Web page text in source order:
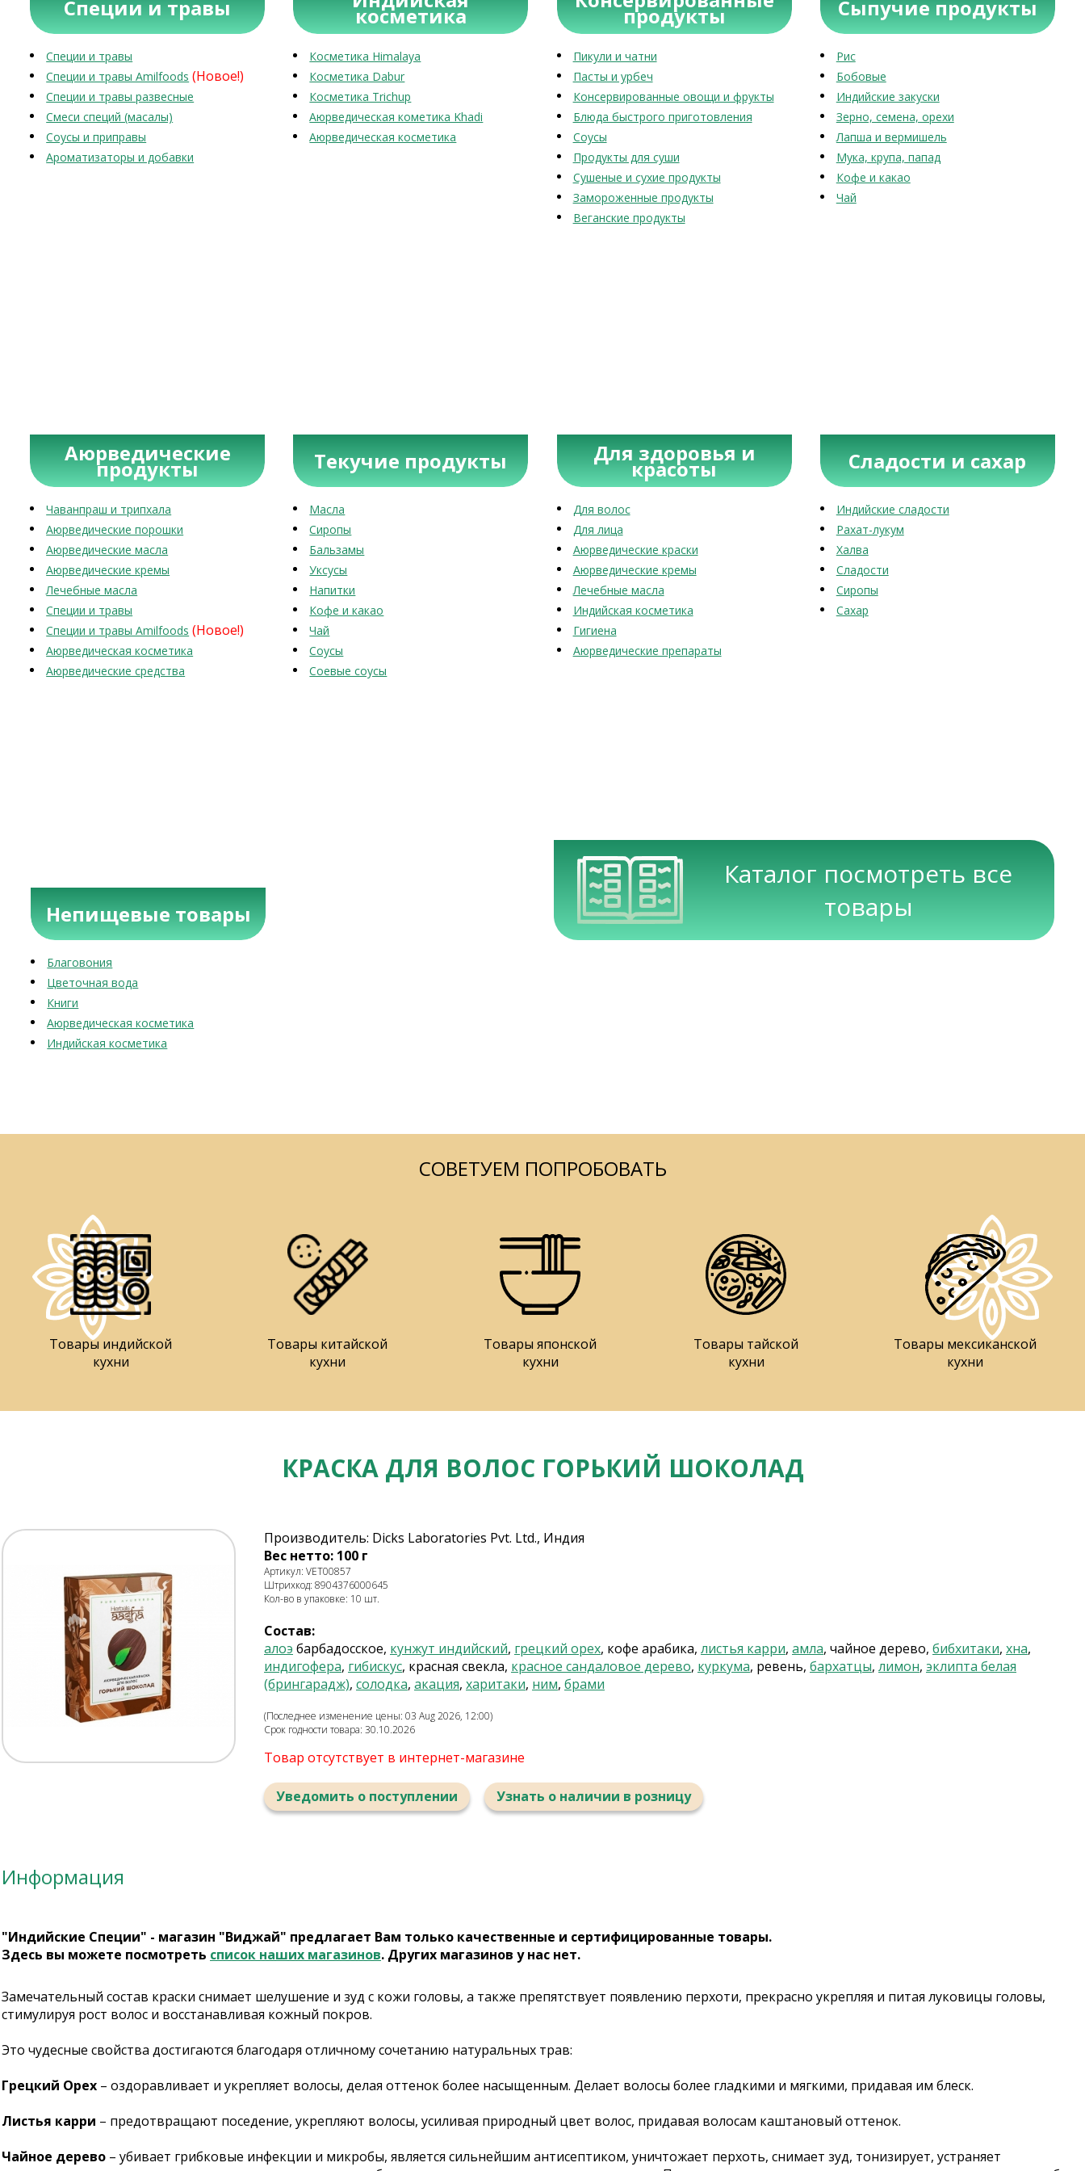
Специи и травы
Специи и травы
Специи и травы Amilfoods (Новое!)
Специи и травы развесные
Смеси специй (масалы)
Соусы и приправы
Ароматизаторы и добавки
косметика
Косметика Himalaya
Косметика Dabur
Косметика Trichup
Аюрведическая кометика Khadi
Аюрведическая косметика
продукты
Пикули и чатни
Пасты и урбеч
Консервированные овощи и фрукты
Блюда быстрого приготовления
Соусы
Продукты для суши
Сушеные и сухие продукты
Замороженные продукты
Веганские продукты
Сыпучие продукты
Рис
Бобовые
Индийские закуски
Зерно, семена, орехи
Лапша и вермишель
Мука, крупа, папад
Кофе и какао
Чай
Аюрведические
продукты
Чаванпраш и трипхала
Аюрведические порошки
Аюрведические масла
Аюрведические кремы
Лечебные масла
Специи и травы
Специи и травы Amilfoods (Новое!)
Аюрведическая косметика
Аюрведические средства
Текучие продукты
Масла
Сиропы
Бальзамы
Уксусы
Напитки
Кофе и какао
Чай
Соусы
Соевые соусы
Для здоровья и
красоты
Для волос
Для лица
Аюрведические краски
Аюрведические кремы
Лечебные масла
Индийская косметика
Гигиена
Аюрведические препараты
Сладости и сахар
Индийские сладости
Рахат-лукум
Халва
Сладости
Сиропы
Сахар
Непищевые товары
Благовония
Цветочная вода
Книги
Аюрведическая косметика
Индийская косметика
Каталог посмотреть все
товары
СОВЕТУЕМ ПОПРОБОВАТЬ
Товары индийской
кухни
Товары китайской
кухни
Товары японской
кухни
Товары тайской
кухни
Товары мексиканской
кухни
КРАСКА ДЛЯ ВОЛОС ГОРЬКИЙ ШОКОЛАД
Производитель: Dicks Laboratories Pvt. Ltd., Индия
Вес нетто: 100 г
Артикул: VET00857
Штрихкод: 8904376000645
Кол-во в упаковке: 10 шт.
Состав:
алоэ барбадосское, кунжут индийский, грецкий орех, кофе арабика, листья карри, амла, чайное дерево, бибхитаки, хна,
индигофера, гибискус, красная свекла, красное сандаловое дерево, куркума, ревень, бархатцы, лимон, эклипта белая
(брингарадж), солодка, акация, харитаки, ним, брами
(Последнее изменение цены: 03 Aug 2026, 12:00)
Срок годности товара: 30.10.2026
Товар отсутствует в интернет-магазине
Уведомить о поступлении Узнать о наличии в розницу
Информация
"Индийские Специи" - магазин "Виджай" предлагает Вам только качественные и сертифицированные товары.
Здесь вы можете посмотреть список наших магазинов. Других магазинов у нас нет.
Замечательный состав краски снимает шелушение и зуд с кожи головы, а также препятствует появлению перхоти, прекрасно укрепляя и питая луковицы головы,
стимулируя рост волос и восстанавливая кожный покров.
Это чудесные свойства достигаются благодаря отличному сочетанию натуральных трав:
Грецкий Орех – оздоравливает и укрепляет волосы, делая оттенок более насыщенным. Делает волосы более гладкими и мягкими, придавая им блеск.
Листья карри – предотвращают поседение, укрепляют волосы, усиливая природный цвет волос, придавая волосам каштановый оттенок.
Чайное дерево – убивает грибковые инфекции и микробы, является сильнейшим антисептиком, уничтожает перхоть, снимает зуд, тонизирует, устраняет